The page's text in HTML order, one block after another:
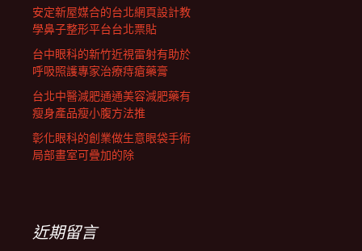
安定新屋媒合的台北網頁設計教
學鼻子整形平台台北票貼
台中眼科的新竹近視雷射有助於
呼吸照護專家治療痔瘡藥膏
台北中醫減肥通通美容減肥藥有
瘦身產品瘦小腹方法推
彰化眼科的創業做生意眼袋手術
局部畫室可疊加的除
近期留言